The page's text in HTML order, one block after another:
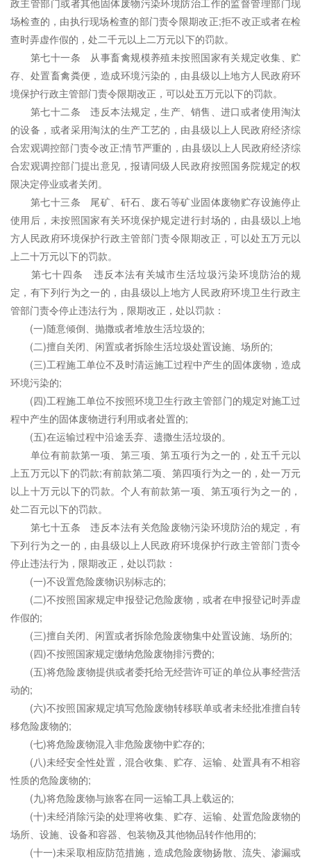
政主管部门或者其他固体废物污染环境防治工作的监督管理部门现
场检查的，由执行现场检查的部门责令限期改正;拒不改正或者在检
查时弄虚作假的，处二千元以上二万元以下的罚款。
第七十一条 从事畜禽规模养殖未按照国家有关规定收集、贮
存、处置畜禽粪便，造成环境污染的，由县级以上地方人民政府环
境保护行政主管部门责令限期改正，可以处五万元以下的罚款。
第七十二条 违反本法规定，生产、销售、进口或者使用淘汰
的设备，或者采用淘汰的生产工艺的，由县级以上人民政府经济综
合宏观调控部门责令改正;情节严重的，由县级以上人民政府经济综
合宏观调控部门提出意见，报请同级人民政府按照国务院规定的权
限决定停业或者关闭。
第七十三条 尾矿、矸石、废石等矿业固体废物贮存设施停止
使用后，未按照国家有关环境保护规定进行封场的，由县级以上地
方人民政府环境保护行政主管部门责令限期改正，可以处五万元以
上二十万元以下的罚款。
第七十四条 违反本法有关城市生活垃圾污染环境防治的规
定，有下列行为之一的，由县级以上地方人民政府环境卫生行政主
管部门责令停止违法行为，限期改正，处以罚款：
(一)随意倾倒、抛撒或者堆放生活垃圾的;
(二)擅自关闭、闲置或者拆除生活垃圾处置设施、场所的;
(三)工程施工单位不及时清运施工过程中产生的固体废物，造成
环境污染的;
(四)工程施工单位不按照环境卫生行政主管部门的规定对施工过
程中产生的固体废物进行利用或者处置的;
(五)在运输过程中沿途丢弃、遗撒生活垃圾的。
单位有前款第一项、第三项、第五项行为之一的，处五千元以
上五万元以下的罚款;有前款第二项、第四项行为之一的，处一万元
以上十万元以下的罚款。个人有前款第一项、第五项行为之一的，
处二百元以下的罚款。
第七十五条 违反本法有关危险废物污染环境防治的规定，有
下列行为之一的，由县级以上人民政府环境保护行政主管部门责令
停止违法行为，限期改正，处以罚款：
(一)不设置危险废物识别标志的;
(二)不按照国家规定申报登记危险废物，或者在申报登记时弄虚
作假的;
(三)擅自关闭、闲置或者拆除危险废物集中处置设施、场所的;
(四)不按照国家规定缴纳危险废物排污费的;
(五)将危险废物提供或者委托给无经营许可证的单位从事经营活
动的;
(六)不按照国家规定填写危险废物转移联单或者未经批准擅自转
移危险废物的;
(七)将危险废物混入非危险废物中贮存的;
(八)未经安全性处置，混合收集、贮存、运输、处置具有不相容
性质的危险废物的;
(九)将危险废物与旅客在同一运输工具上载运的;
(十)未经消除污染的处理将收集、贮存、运输、处置危险废物的
场所、设施、设备和容器、包装物及其他物品转作他用的;
(十一)未采取相应防范措施，造成危险废物扬散、流失、渗漏或